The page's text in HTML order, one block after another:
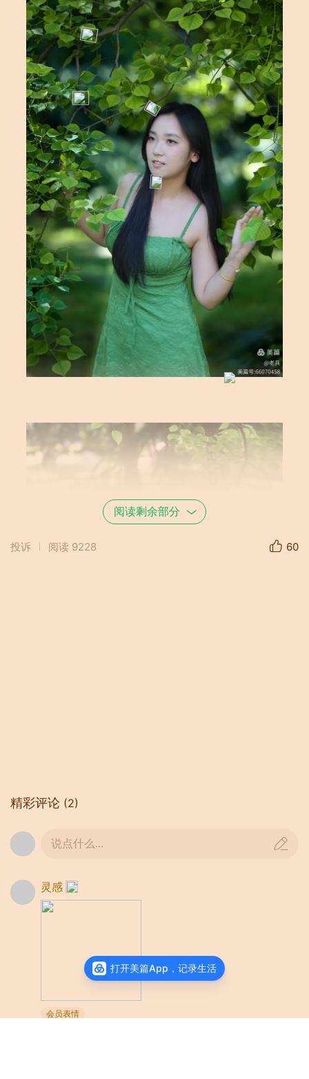
阅读剩余部分
投诉 阅读 9228 60
精彩评论 (2)
说点什么...
灵感
会员表情
打开美篇App，记录生活